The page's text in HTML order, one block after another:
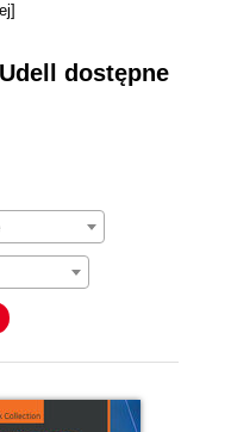
dostępne